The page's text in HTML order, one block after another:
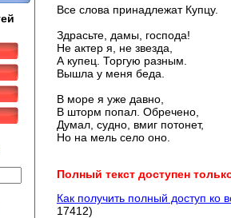
Все слова принадлежат Купцу.
Здрасьте, дамы, господа!
Не актер я, не звезда,
А купец. Торгую разным.
Вышла у меня беда.
В море я уже давно,
В шторм попал. Обречено,
Думал, судно, вмиг потонет,
Но на мель село оно.
Полный текст доступен
Как получить полный доступ ко
17412)